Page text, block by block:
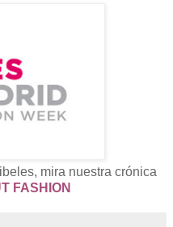
mira nuestra crónica
FASHION